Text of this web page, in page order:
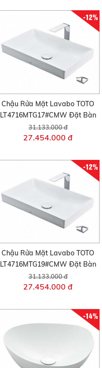
-12%
Chậu Rửa Mặt Lavabo TOTO
LT4716MTG17#CMW Đặt Bàn
31.133.000 đ
27.454.000 đ
-12%
Chậu Rửa Mặt Lavabo TOTO
LT4716MTG19#CMW Đặt Bàn
31.133.000 đ
27.454.000 đ
-14%